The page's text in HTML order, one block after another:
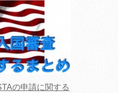
の申請に関する